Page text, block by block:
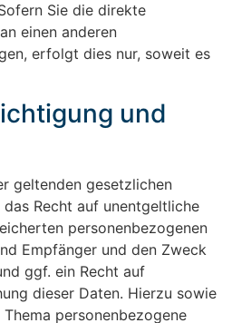
Sie die direkte
einen anderen
erfolgt dies nur, soweit es
und
geltenden gesetzlichen
Recht auf unentgeltliche
personenbezogenen
Empfänger und den Zweck
ggf. ein Recht auf
dieser Daten. Hierzu sowie
personenbezogene